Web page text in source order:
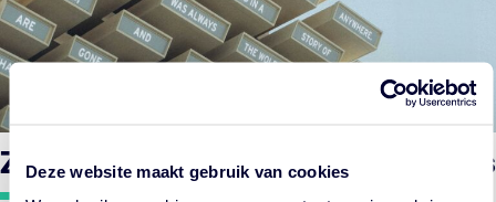
Deze website maakt gebruik van cookies
Ze zijn de lievelingen van de beurs